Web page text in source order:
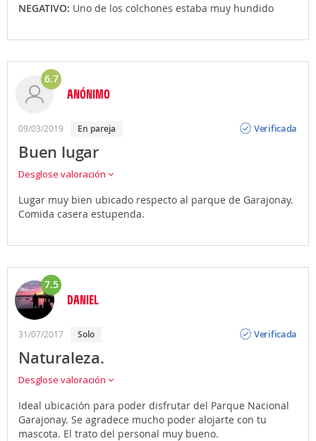
NEGATIVO: Uno de los colchones estaba muy hundido
6.7
ANÓNIMO
09/03/2019 en pareja
Verificada
Buen lugar
Desglose valoración
Lugar muy bien ubicado respecto al parque de Garajonay.
Comida casera estupenda.
7.5
DANIEL
31/07/2017 solo
Verificada
Naturaleza.
Desglose valoración
Ideal ubicación para poder disfrutar del Parque Nacional
Garajonay. Se agradece mucho poder alojarte con tu
mascota. El trato del personal muy bueno.